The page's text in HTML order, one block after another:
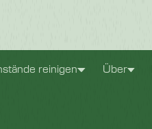
reinigen Über